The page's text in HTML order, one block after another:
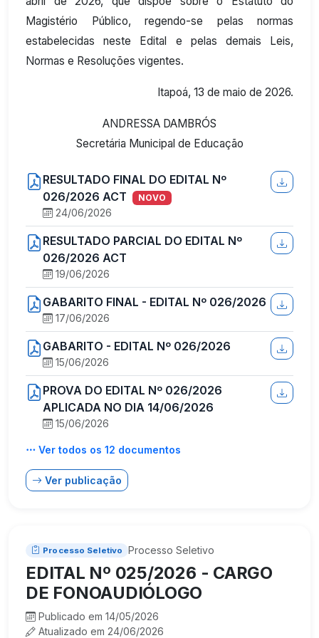
Magistério Público, regendo-se pelas normas
estabelecidas neste Edital e pelas demais Leis,
Normas e Resoluções vigentes.
Itapoá, 13 de maio de 2026.
ANDRESSA DAMBRÓS
Secretária Municipal de Educação
RESULTADO FINAL DO EDITAL Nº
026/2026 ACT
NOVO
24/06/2026
RESULTADO PARCIAL DO EDITAL Nº
026/2026 ACT
19/06/2026
GABARITO FINAL - EDITAL Nº 026/2026
17/06/2026
GABARITO - EDITAL Nº 026/2026
15/06/2026
PROVA DO EDITAL Nº 026/2026
APLICADA NO DIA 14/06/2026
15/06/2026
Ver todos os 12 documentos
Ver publicação
Processo Seletivo Processo Seletivo
EDITAL Nº 025/2026 - CARGO
DE FONOAUDIÓLOGO
Publicado em 14/05/2026
Atualizado em 24/06/2026